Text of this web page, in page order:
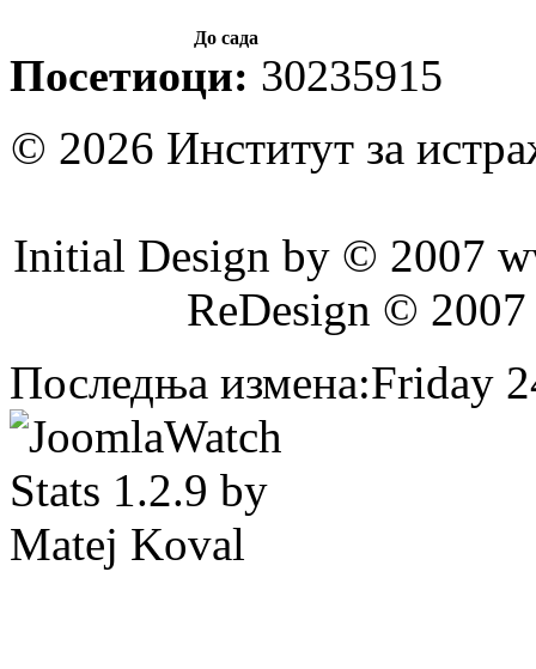
До сада
Посетиоци: 30235915
© 2026 Институт за
Initial Design by © 2007
ReDesign ©
Последња измена:Friday